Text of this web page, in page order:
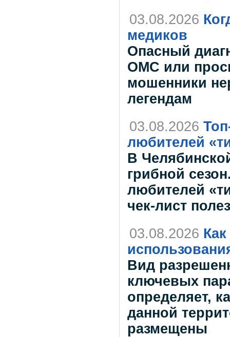
03.08.2026
медиков
Опасный
ОМС или
мошенники
легендам
03.08.2026
любителей
В
грибной
любителей
чек-лист
03.08.2026
Вид
ключевых
определяет,
данной
размещены